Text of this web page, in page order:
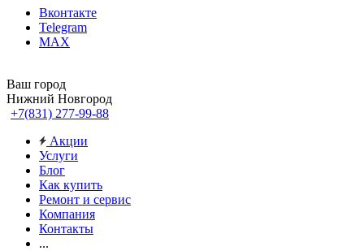
Вконтакте
Telegram
MAX
Ваш город
Нижний Новгород
+7(831) 277-99-88
Акции
Услуги
Блог
Как купить
Ремонт и сервис
Компания
Контакты
...